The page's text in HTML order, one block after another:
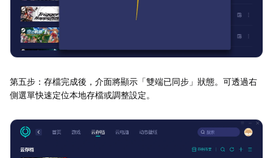
第五步：存檔完成後，介面將顯示「雙端已同步」狀態。可透過右
側選單快速定位本地存檔或調整設定。